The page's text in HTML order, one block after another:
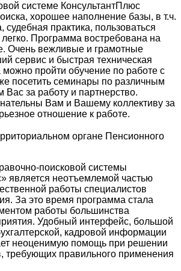
системе КонсультантПлюс
хорошее наполнение базы, в т.ч.
судебная практика, пользоваться
Программа востребована на
Очень вежливые и грамотные
сервис и быстрая техническая
можно пройти обучение по работе с
посетить семинары по различным
за работу и партнерство.
Вам и Вашему коллективу за
отношение к работе.
органе Пенсионного
поисковой системы
является неотъемлемой частью
работы специалистов
За это время программа стала
работы большинства
Удобный интерфейс, большой
кадровой информации
неоценимую помощь при решении
требующих правильного применения